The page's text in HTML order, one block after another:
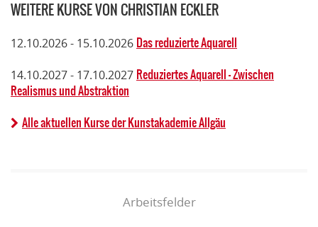
WEITERE KURSE VON CHRISTIAN ECKLER
12.10.2026 - 15.10.2026 Das reduzierte Aquarell
14.10.2027 - 17.10.2027 Reduziertes Aquarell - Zwischen
Realismus und Abstraktion
Alle aktuellen Kurse der Kunstakademie Allgäu
Arbeitsfelder